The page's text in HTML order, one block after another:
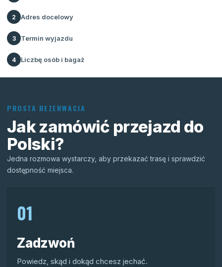
2 Adres docelowy
3 Termin wyjazdu
4 Liczbę osób i bagaż
PROSTA REZERWACJA
Jak zamówić przejazd do
Polski?
Jedna rozmowa wystarczy, aby przekazać trasę i sprawdzić
dostępność miejsca.
01
Zadzwoń
Powiedz, skąd i dokąd chcesz jechać.